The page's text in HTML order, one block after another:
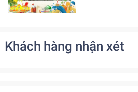
Khách hàng nhận xét